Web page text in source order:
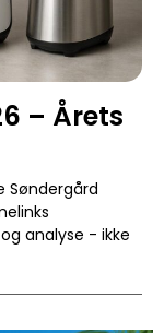
– Årets
Søndergård
analyse - ikke